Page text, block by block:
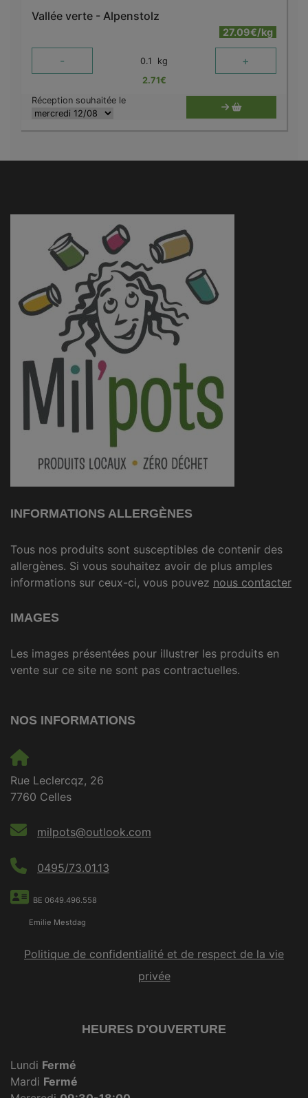
Vallée verte - Alpenstolz
27.09€/kg
- 0.1 kg +
2.71€
Réception souhaitée le
INFORMATIONS ALLERGÈNES
Tous nos produits sont susceptibles de contenir des
allergènes. Si vous souhaitez avoir de plus amples
informations sur ceux-ci, vous pouvez nous contacter
IMAGES
Les images présentées pour illustrer les produits en
vente sur ce site ne sont pas contractuelles.
NOS INFORMATIONS
Rue Leclercqz, 26
7760 Celles
milpots@outlook.com
0495/73.01.13
BE 0649.496.558
Emilie Mestdag
Politique de confidentialité et de respect de la vie
privée
HEURES D'OUVERTURE
Lundi Fermé
Mardi Fermé